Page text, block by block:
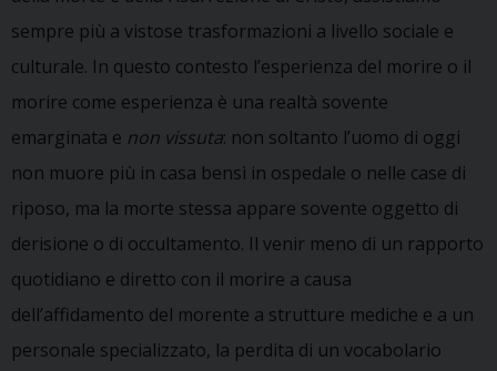
sempre più a vistose trasformazioni a livello sociale e
culturale. In questo contesto l’esperienza del morire o il
morire come esperienza è una realtà sovente
emarginata e non vissuta: non soltanto l’uomo di oggi
non muore più in casa bensì in ospedale o nelle case di
riposo, ma la morte stessa appare sovente oggetto di
derisione o di occultamento. Il venir meno di un rapporto
quotidiano e diretto con il morire a causa
dell’affidamento del morente a strutture mediche e a un
personale specializzato, la perdita di un vocabolario